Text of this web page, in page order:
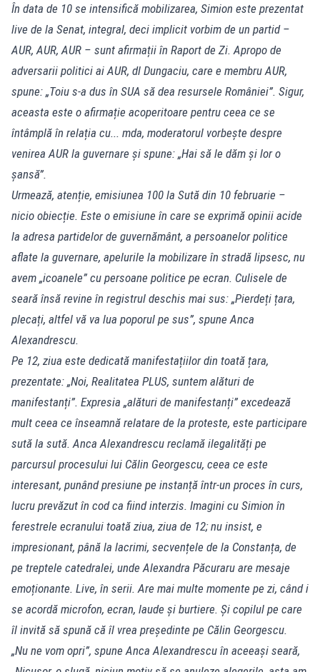
În data de 10 se intensifică mobilizarea, Simion este prezentat
live de la Senat, integral, deci implicit vorbim de un partid –
AUR, AUR, AUR – sunt afirmații în Raport de Zi. Apropo de
adversarii politici ai AUR, dl Dungaciu, care e membru AUR,
spune: „Toiu s-a dus în SUA să dea resursele României”. Sigur,
aceasta este o afirmație acoperitoare pentru ceea ce se
întâmplă în relația cu... mda, moderatorul vorbește despre
venirea AUR la guvernare și spune: „Hai să le dăm și lor o
șansă”.
Urmează, atenție, emisiunea 100 la Sută din 10 februarie –
nicio obiecție. Este o emisiune în care se exprimă opinii acide
la adresa partidelor de guvernământ, a persoanelor politice
aflate la guvernare, apelurile la mobilizare în stradă lipsesc, nu
avem „icoanele” cu persoane politice pe ecran. Culisele de
seară însă revine în registrul deschis mai sus: „Pierdeți țara,
plecați, altfel vă va lua poporul pe sus”, spune Anca
Alexandrescu.
Pe 12, ziua este dedicată manifestațiilor din toată țara,
prezentate: „Noi, Realitatea PLUS, suntem alături de
manifestanți”. Expresia „alături de manifestanți” excedează
mult ceea ce înseamnă relatare de la proteste, este participare
sută la sută. Anca Alexandrescu reclamă ilegalități pe
parcursul procesului lui Călin Georgescu, ceea ce este
interesant, punând presiune pe instanță într-un proces în curs,
lucru prevăzut în cod ca fiind interzis. Imagini cu Simion în
ferestrele ecranului toată ziua, ziua de 12; nu insist, e
impresionant, până la lacrimi, secvențele de la Constanța, de
pe treptele catedralei, unde Alexandra Păcuraru are mesaje
emoționante. Live, în serii. Are mai multe momente pe zi, când i
se acordă microfon, ecran, laude și burtiere. Și copilul pe care
îl invită să spună că îl vrea președinte pe Călin Georgescu.
„Nu ne vom opri”, spune Anca Alexandrescu în aceeași seară,